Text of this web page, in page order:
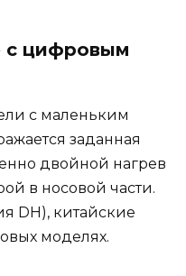
с цифровым
с маленьким
заданная
двойной нагрев
в носовой части.
DH), китайские
моделях.